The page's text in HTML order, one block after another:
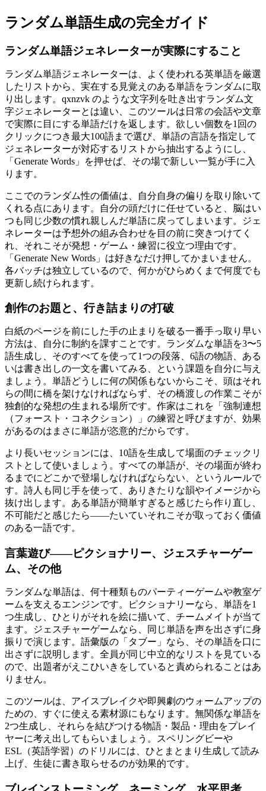
ランダム単語生成の完全ガイド
ランダム単語ジェネレーターが実際にすること
ランダム単語ジェネレーターは、よく使われる英単語を厳選
したリストから、実在する見覚えのある単語をランダムに取
り出します。qxnzvk のような文字列を吐き出すランダム文
字ジェネレーターとは違い、このツールは日常の会話や文章
で実際に目にする単語だけを返します。欲しい個数を1回の
クリックにつき最大100語まで選び、単語の言語を指定して
ジェネレーターが対応するリストから抽出するようにし、
「Generate Words」を押せば、その場で新しい一覧が手に入
ります。
ここでのランダム性の価値は、自分自身の偏りを取り除いて
くれる点にあります。自分の頭だけに任せていると、脳はい
つも同じ少数の慣れ親しんだ単語に戻ってしまいます。ジェ
ネレーターは予想外の組み合わせを目の前に突きつけてく
れ、それこそが発想・ゲーム・練習に役立つ理由です。
「Generate New Words」は好きなだけ押してかまいません。
各バッチは独立しているので、何かがひらめくまで何度でも
更新し続けられます。
創作のお題と、行き詰まりの打破
白紙のページを前にした手の止まりを破る一番手っ取り早い
方法は、自分に制約を課すことです。ランダムな単語を3〜5
語生成し、そのすべてを使って1つの段落、6語の物語、ある
いは書き出しの一文を書いてみる、という課題を自分に与え
ましょう。単語どうしに何の関係もないからこそ、頭はそれ
らの間に橋を架けなければならず、その橋渡しの作業こそが
独創的な発想の生まれる場所です。作家はこれを「強制連想
（フォースト・コネクション）」の練習と呼びますが、効果
があるのはまさに単語が恣意的だからです。
より長いセッションには、10語を生成して場面のチェックリ
ストとして使いましょう。すべての単語が、その場面が終わ
るまでにどこかで登場しなければならない、というルールで
す。詩人も同じ手を使って、ありきたりな韻やイメージから
抜け出します。ある単語が簡単すぎると感じたら作り直し、
不可能だと感じたら——たいていそれこそが取っておく価値
のある一語です。
言葉遊び——ピクショナリー、ジェスチャーゲー
ム、その他
ランダムな単語は、何十種類ものパーティーゲームや教室ゲ
ームを支えるエンジンです。ピクショナリーなら、単語を1
つ生成し、ひとりがそれを絵に描いて、チームメイトが当て
ます。ジェスチャーゲームなら、同じ単語を声を出さずに身
振りで演じます。語彙版の「タブー」なら、その単語を口に
出さずに説明します。全員が同じ中立的なリストを見ている
ので、出題者がえこひいきをしていると責められることはあ
りません。
このツールは、アイスブレイクや即興劇のウォームアップの
ための、すぐに使える素材源にもなります。無関係な単語を
2つ生成し、それらを結びつける物語・製品・理由をプレイ
ヤーに考え出してもらいましょう。スペリングビーや
ESL（英語学習）のドリルには、ひとまとまり生成して読み
上げ、生徒に書き取らせるのが効果的です。